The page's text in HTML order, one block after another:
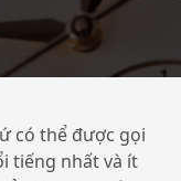
có thể được gọi
tiếng nhất và ít